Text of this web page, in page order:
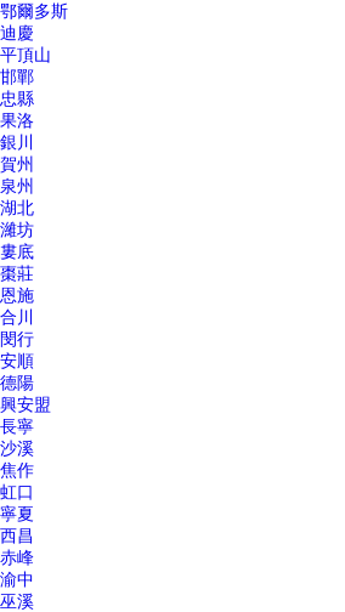
鄂爾多斯
迪慶
平頂山
邯鄲
忠縣
果洛
銀川
賀州
泉州
湖北
濰坊
婁底
棗莊
恩施
合川
閔行
安順
德陽
興安盟
長寧
沙溪
焦作
虹口
寧夏
西昌
赤峰
渝中
巫溪